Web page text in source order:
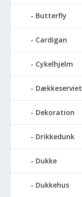
Butterfly
Cardigan
Cykelhjelm
Dækkeserviet
Dekoration
Drikkedunk
Dukke
Dukkehus